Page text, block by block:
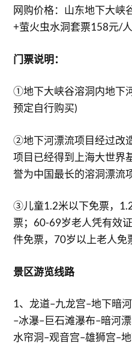
网购价格：山东地下大峡
+萤火虫水洞套票158元/人
门票说明：
①地下大峡谷溶洞内地下
预定自行购买)
②地下河漂流项目经过改
项目已经得到上海大世界
誉为中国最长的溶洞漂流
③儿童1.2米以下免票，
票；60-69岁老人凭有效
件免票，70岁以上老人免
景区游览线路
1、龙道–九龙宫–地下暗
–冰瀑–巨石滩瀑布–暗河
水帘洞–观音宫–雄狮宫–